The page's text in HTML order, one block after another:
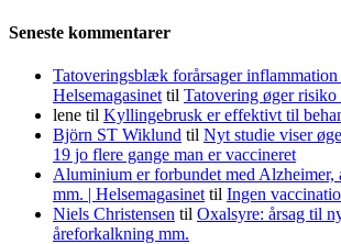
Seneste kommentarer
Tatoveringsblæk forårsager
Helsemagasinet til Tatovering øger
lene til Kyllingebrusk er effektivt til
Björn ST Wiklund til Nyt studie viser
19 jo flere gange man er vaccineret
Aluminium er forbundet med Alzheimer,
mm. | Helsemagasinet til Ingen
Niels Christensen til Oxalsyre: årsag til
åreforkalkning mm.